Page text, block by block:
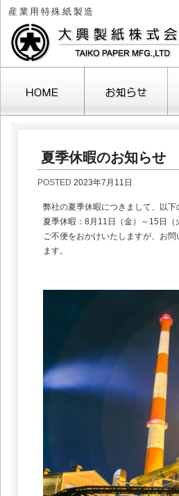
産業用特殊紙製造
夏季休暇のお知らせ
POSTED 2023年7月11日
弊社の夏季休暇につきまして、以下
夏季休暇：8月11日（金）～15日（
ご不便をおかけいたしますが、お
ます。